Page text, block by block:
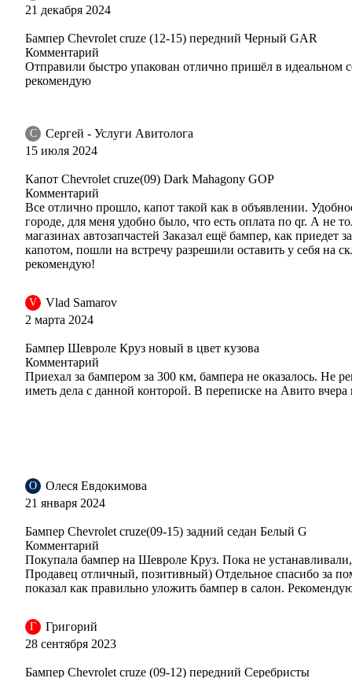
GAZ, 40R - Olympic White, Summit White (СОЛИД)
GAZ, 40R - Olympic White, Summit White (СОЛИД)
GOP, 41C - Dark Mahagony
GOP, 41C - Dark Mahagony
21 декабря 2024
Бампер Chevrolet cruze (12-15) передний Черный GAR
Комментарий
Отправили быстро упакован отлично пришёл в идеальном
рекомендую
С
Сергей - Услуги Авитолога
15 июля 2024
Капот Chevrolet cruze(09) Dark Mahagony GOP
Комментарий
Все отлично прошло, капот такой как в объявлении.
городе, для меня удобно было, что есть оплата по qr. А не
магазинах автозапчастей Заказал ещё бампер, как приедет
капотом, пошли на встречу разрешили оставить у себя на
рекомендую!
V
Vlad Samarov
2 марта 2024
Бампер Шевроле Круз новый в цвет кузова
Комментарий
Приехал за бампером за 300 км, бампера не оказалось. Не
иметь дела с данной конторой. В переписке на Авито
О
Олеся Евдокимова
21 января 2024
Бампер Chevrolet cruze(09-15) задний седан Белый G
Комментарий
Покупала бампер на Шевроле Круз. Пока не
Продавец отличный, позитивный) Отдельное спасибо за
показал как правильно уложить бампер в салон.
Г
Григорий
28 сентября 2023
Бампер Chevrolet cruze (09-12) передний Серебристы